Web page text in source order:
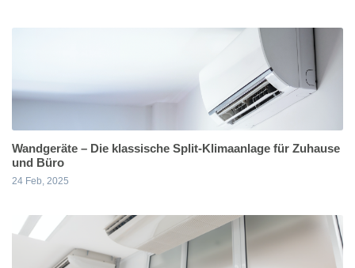
Wandgeräte – Die klassische Split-Klimaanlage für Zuhause
und Büro
24 Feb, 2025